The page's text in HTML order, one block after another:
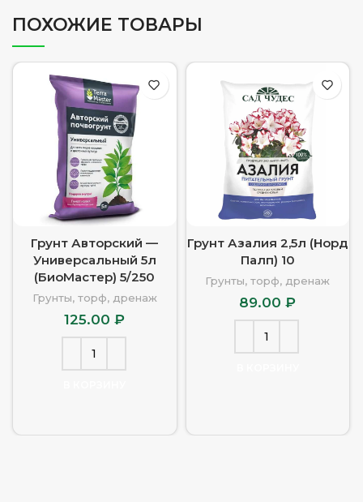
ПОХОЖИЕ ТОВАРЫ
Грунт Авторский —
Универсальный 5л
(БиоМастер) 5/250
Грунты, торф, дренаж
125.00₽
Грунт Азалия 2,5л (Норд
Палп) 10
Грунты, торф, дренаж
89.00₽